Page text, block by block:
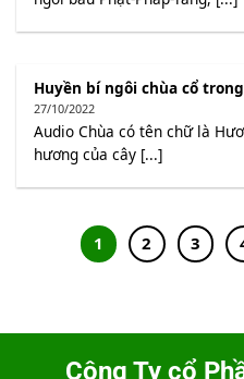
Huyền bí ngôi chùa cổ
27/10/2022
Audio Chùa có tên chữ là
hương của cây [...]
1 2 3
Công Ty cổ